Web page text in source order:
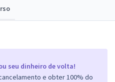
seu dinheiro de volta!
e obter 100% do